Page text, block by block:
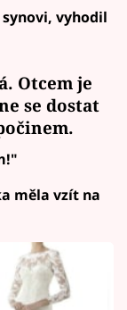
vyhodil
Otcem je
se dostat
měla vzít na